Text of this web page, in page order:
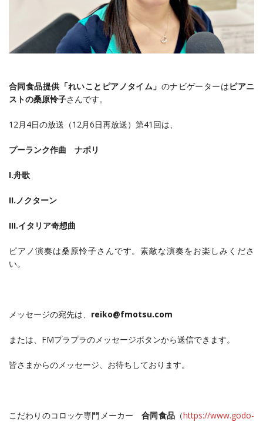
合同食品提供「れいことピアノタイム」 のナビゲーターはピアニ
ストの桑原怜子さんです。
12月4日の放送（12月6日再放送）第41回は、
プーランク作曲 ナポリ
I.舟歌
II.ノクターン
III.イタリア奇想曲
ピアノ演奏は桑原怜子さんです。素敵な演奏をお楽しみくださ
い。
メッセージの宛先は、 reiko@fmotsu.com
または、FMプラプラのメッセージボタンから送信できます。
皆さまからのメッセージ、お待ちしております。
こだわりのコロッケ専門メーカー合同食品（https://www.godo-